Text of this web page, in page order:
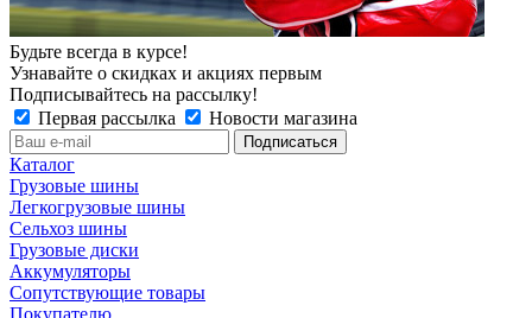
Будьте всегда в курсе!
Узнавайте о скидках и акциях первым
Подписывайтесь на рассылку!
Первая рассылка
Новости магазина
Каталог
Грузовые шины
Легкогрузовые шины
Сельхоз шины
Грузовые диски
Аккумуляторы
Сопутствующие товары